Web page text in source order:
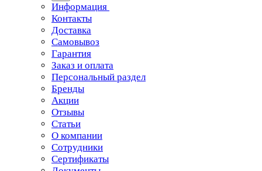
Информация
Контакты
Доставка
Самовывоз
Гарантия
Заказ и оплата
Персональный раздел
Бренды
Акции
Отзывы
Статьи
О компании
Сотрудники
Сертификаты